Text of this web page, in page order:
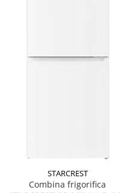
STARCREST
Combina frigorifica